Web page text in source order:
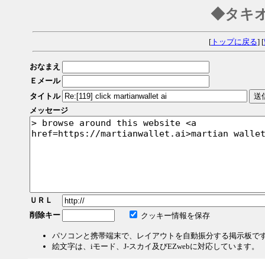
◆タキ
[トップに戻る] [
おなまえ
Ｅメール
タイトル
メッセージ
ＵＲＬ
削除キー
クッキー情報を保存
パソコンと携帯端末で、レイアウトを自動振分する掲示板で
絵文字は、iモード、J-スカイ及びEZwebに対応しています。